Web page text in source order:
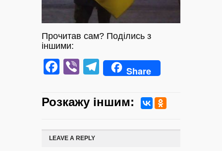
Прочитав сам? Поділись з
іншими:
Facebook
ViberTelegram
Share
Розкажу iншим:
LEAVE A REPLY